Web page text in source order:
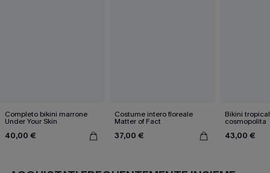
Completo bikini marrone
Under Your Skin
40,00 €
Costume intero floreale
Matter of Fact
37,00 €
Bikini
cosmopolita
43,00 €